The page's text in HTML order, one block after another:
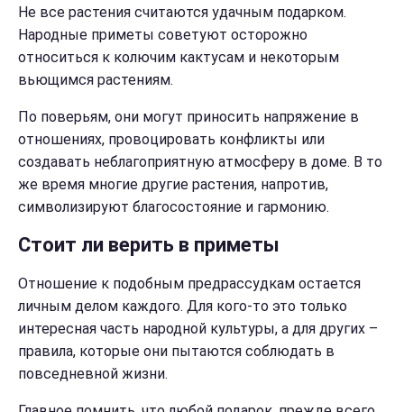
Не все растения считаются удачным подарком.
Народные приметы советуют осторожно
относиться к колючим кактусам и некоторым
вьющимся растениям.
По поверьям, они могут приносить напряжение в
отношениях, провоцировать конфликты или
создавать неблагоприятную атмосферу в доме. В то
же время многие другие растения, напротив,
символизируют благосостояние и гармонию.
Стоит ли верить в приметы
Отношение к подобным предрассудкам остается
личным делом каждого. Для кого-то это только
интересная часть народной культуры, а для других –
правила, которые они пытаются соблюдать в
повседневной жизни.